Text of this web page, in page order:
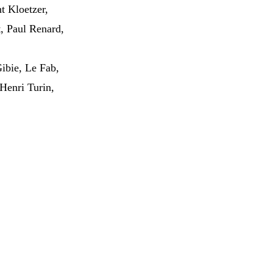
Kloetzer,
Paul Renard,
Le Fab,
Turin,